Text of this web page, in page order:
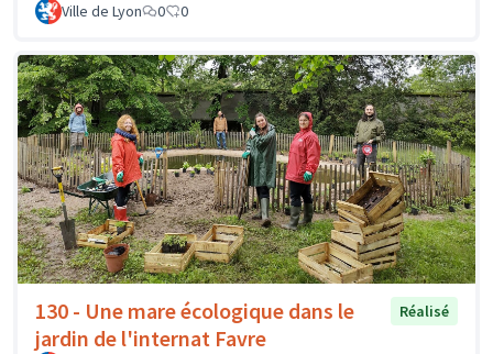
Ville de Lyon 0 0
130 - Une mare écologique dans le
jardin de l'internat Favre
Réalisé